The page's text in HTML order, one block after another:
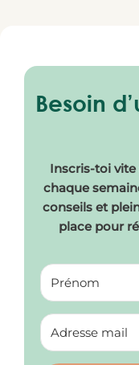
Besoin
Inscris-toi
chaque
conseils et
place pour